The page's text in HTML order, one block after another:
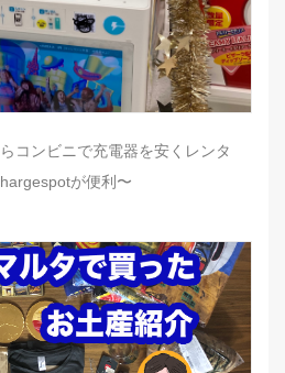
コンビニで充電器を安くレンタ
が便利〜